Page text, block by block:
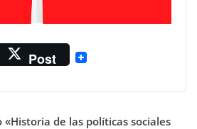
Post
«Historia de las políticas sociales